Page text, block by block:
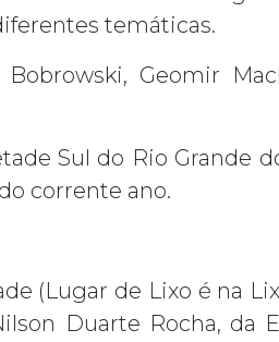
temáticas.
Geomir
Sul do Rio Grande
corrente ano.
(Lugar de Lixo é na
Duarte Rocha, da